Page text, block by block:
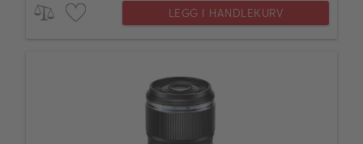
LEGG I HANDLEKURV